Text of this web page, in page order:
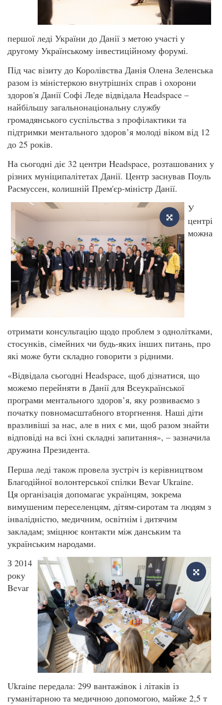
першої леді України до Данії з метою участі у
другому Українському інвестиційному форумі.
Під час візиту до Королівства Данія Олена Зеленська
разом із міністеркою внутрішніх справ і охорони
здоров'я Данії Софі Леде відвідала Headspace –
найбільшу загальнонаціональну службу
громадянського суспільства з профілактики та
підтримки ментального здоров’я молоді віком від 12
до 25 років.
На сьогодні діє 32 центри Headspace, розташованих у
різних муніципалітетах Данії. Центр заснував Поуль
Расмуссен, колишній Прем'єр-міністр Данії.
У
центрі
можна
отримати консультацію щодо проблем з однолітками,
стосунків, сімейних чи будь-яких інших питань, про
які може бути складно говорити з рідними.
«Відвідала сьогодні Headspace, щоб дізнатися, що
можемо перейняти в Данії для Всеукраїнської
програми ментального здоров’я, яку розвиваємо з
початку повномасштабного вторгнення. Наші діти
вразливіші за нас, але в них є ми, щоб разом знайти
відповіді на всі їхні складні запитання», – зазначила
дружина Президента.
Перша леді також провела зустріч із керівництвом
Благодійної волонтерської спілки Bevar Ukraine.
Ця організація допомагає українцям, зокрема
вимушеним переселенцям, дітям-сиротам та людям з
інвалідністю, медичним, освітнім і дитячим
закладам; зміцнює контакти між данським та
українським народами.
З 2014
року
Bevar
Ukraine передала: 299 вантажівок і літаків із
гуманітарною та медичною допомогою, майже 2,5 т